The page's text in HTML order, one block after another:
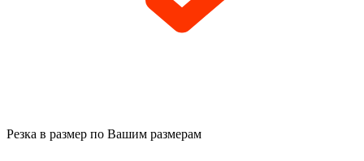
Резка в размер по Вашим размерам